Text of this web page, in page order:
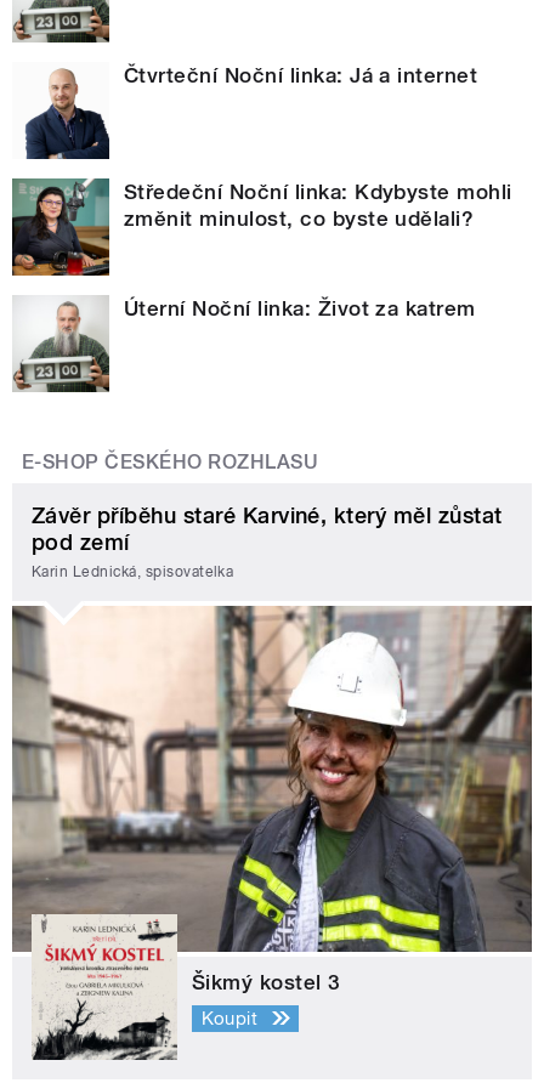
Čtvrteční Noční linka: Já a internet
Středeční Noční linka: Kdybyste mohli
změnit minulost, co byste udělali?
Úterní Noční linka: Život za katrem
E-SHOP ČESKÉHO ROZHLASU
Závěr příběhu staré Karviné, který měl zůstat
pod zemí
Karin Lednická, spisovatelka
Šikmý kostel 3
Koupit